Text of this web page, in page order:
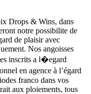
Drops & Wins, dans
notre possibilite de
de plaisir avec
Nos angoisses
inscrits a l�egard
en agence à l’égard
franco dans vos
aux ploiements, tous